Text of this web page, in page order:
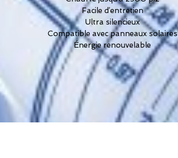
Facile d’entretien
Ultra silencieux
Compatible avec panneaux solaires
Énergie renouvelable